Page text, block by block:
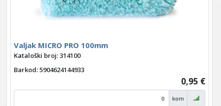
Valjak MICRO PRO 100mm
Kataloški broj: 314100
Barkod: 5904624144933
0,95 €
kom